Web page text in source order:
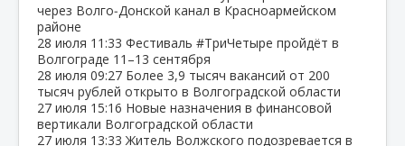
через Волго‑Донской канал в Красноармейском
районе
28 июля 11:33 Фестиваль #ТриЧетыре пройдёт в
Волгограде 11–13 сентября
28 июля 09:27 Более 3,9 тысяч вакансий от 200
тысяч рублей открыто в Волгоградской области
27 июля 15:16 Новые назначения в финансовой
вертикали Волгоградской области
27 июля 13:33 Житель Волжского подозревается в